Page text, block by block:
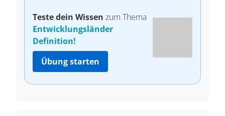
Teste dein Wissen zum Thema
Entwicklungsländer
Definition!
Übung starten